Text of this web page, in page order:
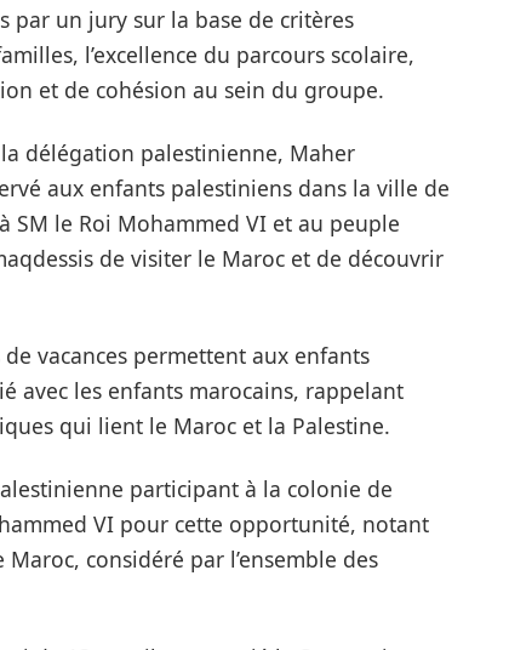
par un jury sur la base de critères
l’excellence du parcours scolaire,
et de cohésion au sein du groupe.
délégation palestinienne, Maher
aux enfants palestiniens dans la ville de
SM le Roi Mohammed VI et au peuple
de visiter le Maroc et de découvrir
vacances permettent aux enfants
avec les enfants marocains, rappelant
qui lient le Maroc et la Palestine.
participant à la colonie de
VI pour cette opportunité, notant
considéré par l’ensemble des